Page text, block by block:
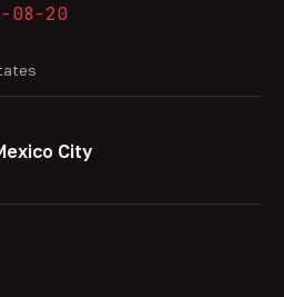
08-20
City